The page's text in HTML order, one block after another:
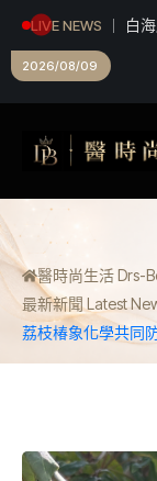
LIVE NEWS
白
2026/08/09
醫時尚生活 Drs-
最新新聞 Latest
荔枝椿象化學共同